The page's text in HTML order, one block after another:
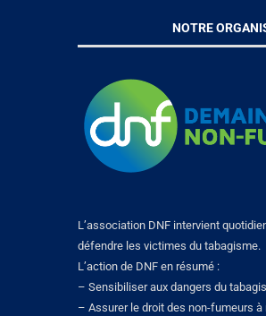
NOTRE
L’association DNF intervient
défendre les victimes du tabagisme.
L’action de DNF en résumé :
– Sensibiliser aux dangers du
– Assurer le droit des non-fumeurs à